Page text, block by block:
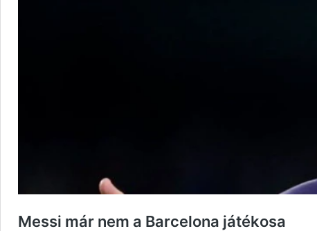
Messi már nem a Barcelona játékosa